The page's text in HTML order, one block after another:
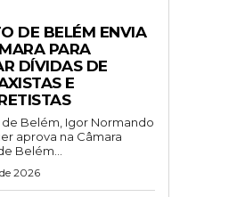
DE BELÉM ENVIA
PARA
DÍVIDAS DE
E
Belém, Igor Normando
aprova na Câmara
Belém...
2026